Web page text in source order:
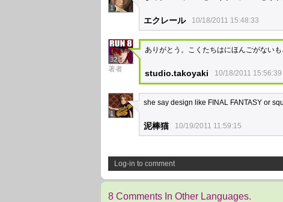
1
エクレール 10/18/2011 15:48:33
32
著者
ありがとう。こくたちはにほんごがない
studio.takoyaki 10/18/2011 15:56:39
1
she say design like FINAL FANTASY or
泥棒猫 10/19/2011 11:59:15
Log-in to comment
8 Comments In Other Languages.